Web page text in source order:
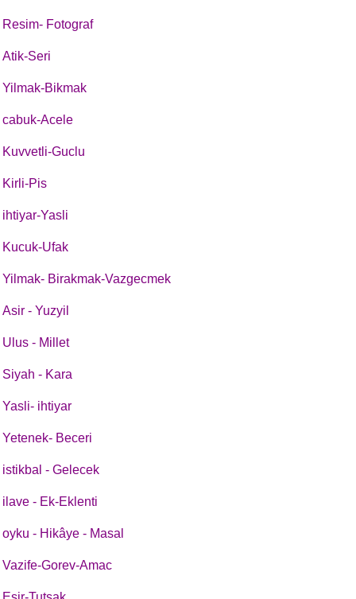
Resim- Fotograf
Atik-Seri
Yilmak-Bikmak
cabuk-Acele
Kuvvetli-Guclu
Kirli-Pis
ihtiyar-Yasli
Kucuk-Ufak
Yilmak- Birakmak-Vazgecmek
Asir - Yuzyil
Ulus - Millet
Siyah - Kara
Yasli- ihtiyar
Yetenek- Beceri
istikbal - Gelecek
ilave - Ek-Eklenti
oyku - Hikâye - Masal
Vazife-Gorev-Amac